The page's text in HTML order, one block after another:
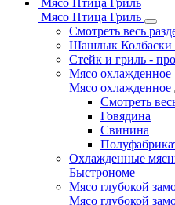
Мясо Птица Гриль
Мясо Птица Гриль
Смотреть весь
Шашлык Колбаски
Стейк и гриль -
Мясо охлажденное
Мясо охлажденное
Смотреть
Говядина
Свинина
Охлажденные
Быстрономе
Мясо глубокой
Мясо глубокой